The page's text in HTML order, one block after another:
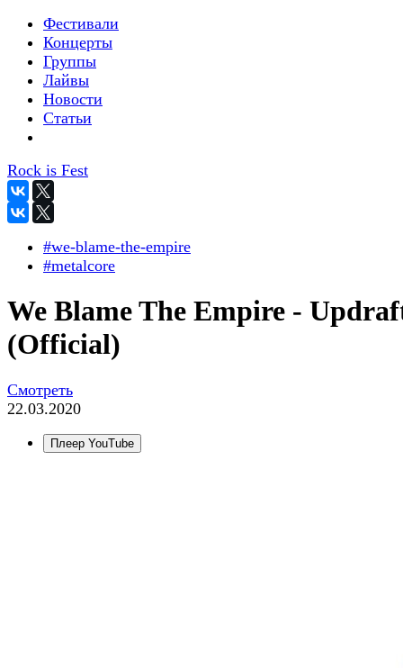
Фестивали
Концерты
Группы
Лайвы
Новости
Статьи
Rock is Fest
#we-blame-the-empire
#metalcore
We Blame The Empire -
(Official)
Смотреть
22.03.2020
Плеер YouTube